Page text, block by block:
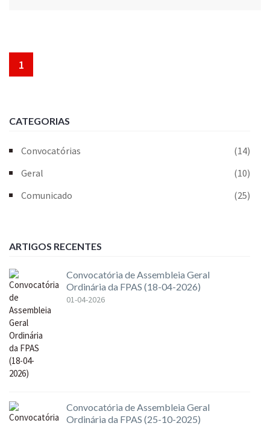
1
CATEGORIAS
Convocatórias
(14)
Geral
(10)
Comunicado
(25)
ARTIGOS RECENTES
Convocatória de Assembleia Geral
Ordinária da FPAS (18-04-2026)
01-04-2026
Convocatória de Assembleia Geral
Ordinária da FPAS (25-10-2025)